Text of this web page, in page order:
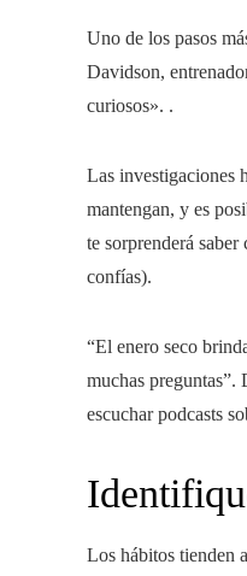
Uno de los pasos
Davidson,
curiosos». .
Las investigaciones
mantengan, y es
te sorprenderá
confías).
“El enero seco
muchas
escuchar podcasts
Los hábitos tienden